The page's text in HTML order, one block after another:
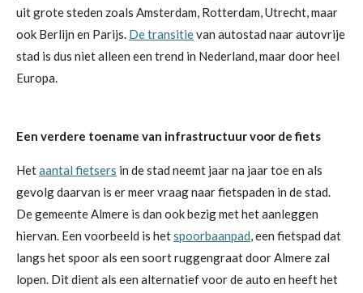
uit grote steden zoals Amsterdam, Rotterdam, Utrecht, maar
ook Berlijn en Parijs. De transitievan autostad naar autovrije
stad is dus niet alleen een trend in Nederland, maar door heel
Europa.
Een verdere toename van infrastructuur voor de fiets
Hetaantal fietsers in de stad neemt jaar na jaar toe en als
gevolg daarvan is er meer vraag naar fietspaden in de stad.
De gemeente Almere is dan ook bezig met het aanleggen
hiervan. Een voorbeeld is hetspoorbaanpad, een fietspad dat
langs het spoor als een soort ruggengraat door Almere zal
lopen. Dit dient als een alternatief voor de auto en heeft het